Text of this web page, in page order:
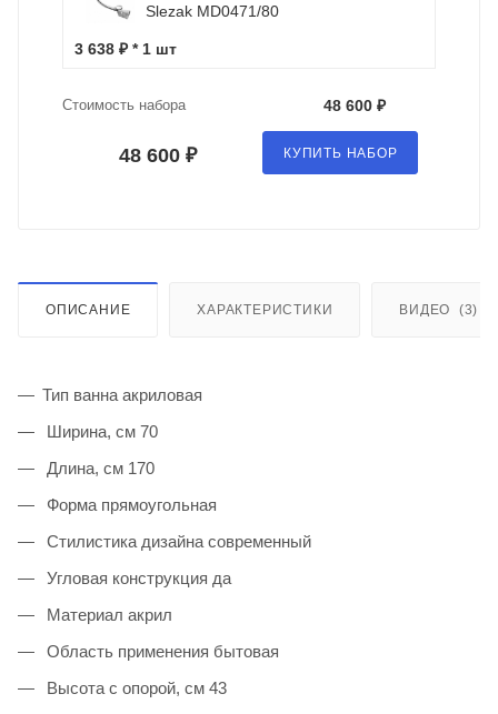
Slezak MD0471/80
3 638 ₽ * 1 шт
Стоимость набора 48 600 ₽
48 600 ₽ КУПИТЬ НАБОР
ОПИСАНИЕ ХАРАКТЕРИСТИКИ ВИДЕО (3)
Тип ванна акриловая
Ширина, см 70
Длина, см 170
Форма прямоугольная
Стилистика дизайна современный
Угловая конструкция да
Материал акрил
Область применения бытовая
Высота с опорой, см 43